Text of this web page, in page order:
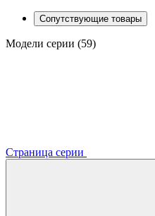
Сопутствующие товары
Модели серии (59)
Страница серии